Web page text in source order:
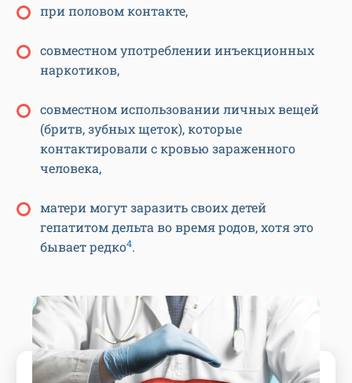
при половом контакте,
совместном употреблении инъекционных
наркотиков,
совместном использовании личных вещей
(бритв, зубных щеток), которые
контактировали с кровью зараженного
человека,
матери могут заразить своих детей
гепатитом дельта во время родов, хотя это
бывает редко4.